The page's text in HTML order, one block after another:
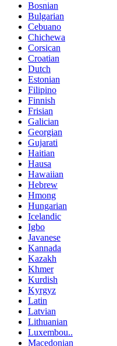
Bosnian
Bulgarian
Cebuano
Chichewa
Corsican
Croatian
Dutch
Estonian
Filipino
Finnish
Frisian
Galician
Georgian
Gujarati
Haitian
Hausa
Hawaiian
Hebrew
Hmong
Hungarian
Icelandic
Igbo
Javanese
Kannada
Kazakh
Khmer
Kurdish
Kyrgyz
Latin
Latvian
Lithuanian
Luxembou..
Macedonian